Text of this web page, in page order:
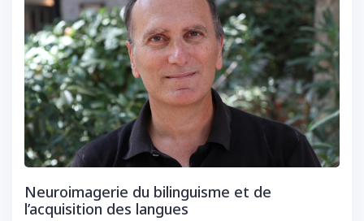
Neuroimagerie du bilinguisme et de
l’acquisition des langues